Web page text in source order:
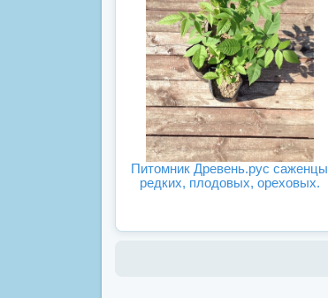
Питомник Древень.рус саженцы
редких, плодовых, ореховых.